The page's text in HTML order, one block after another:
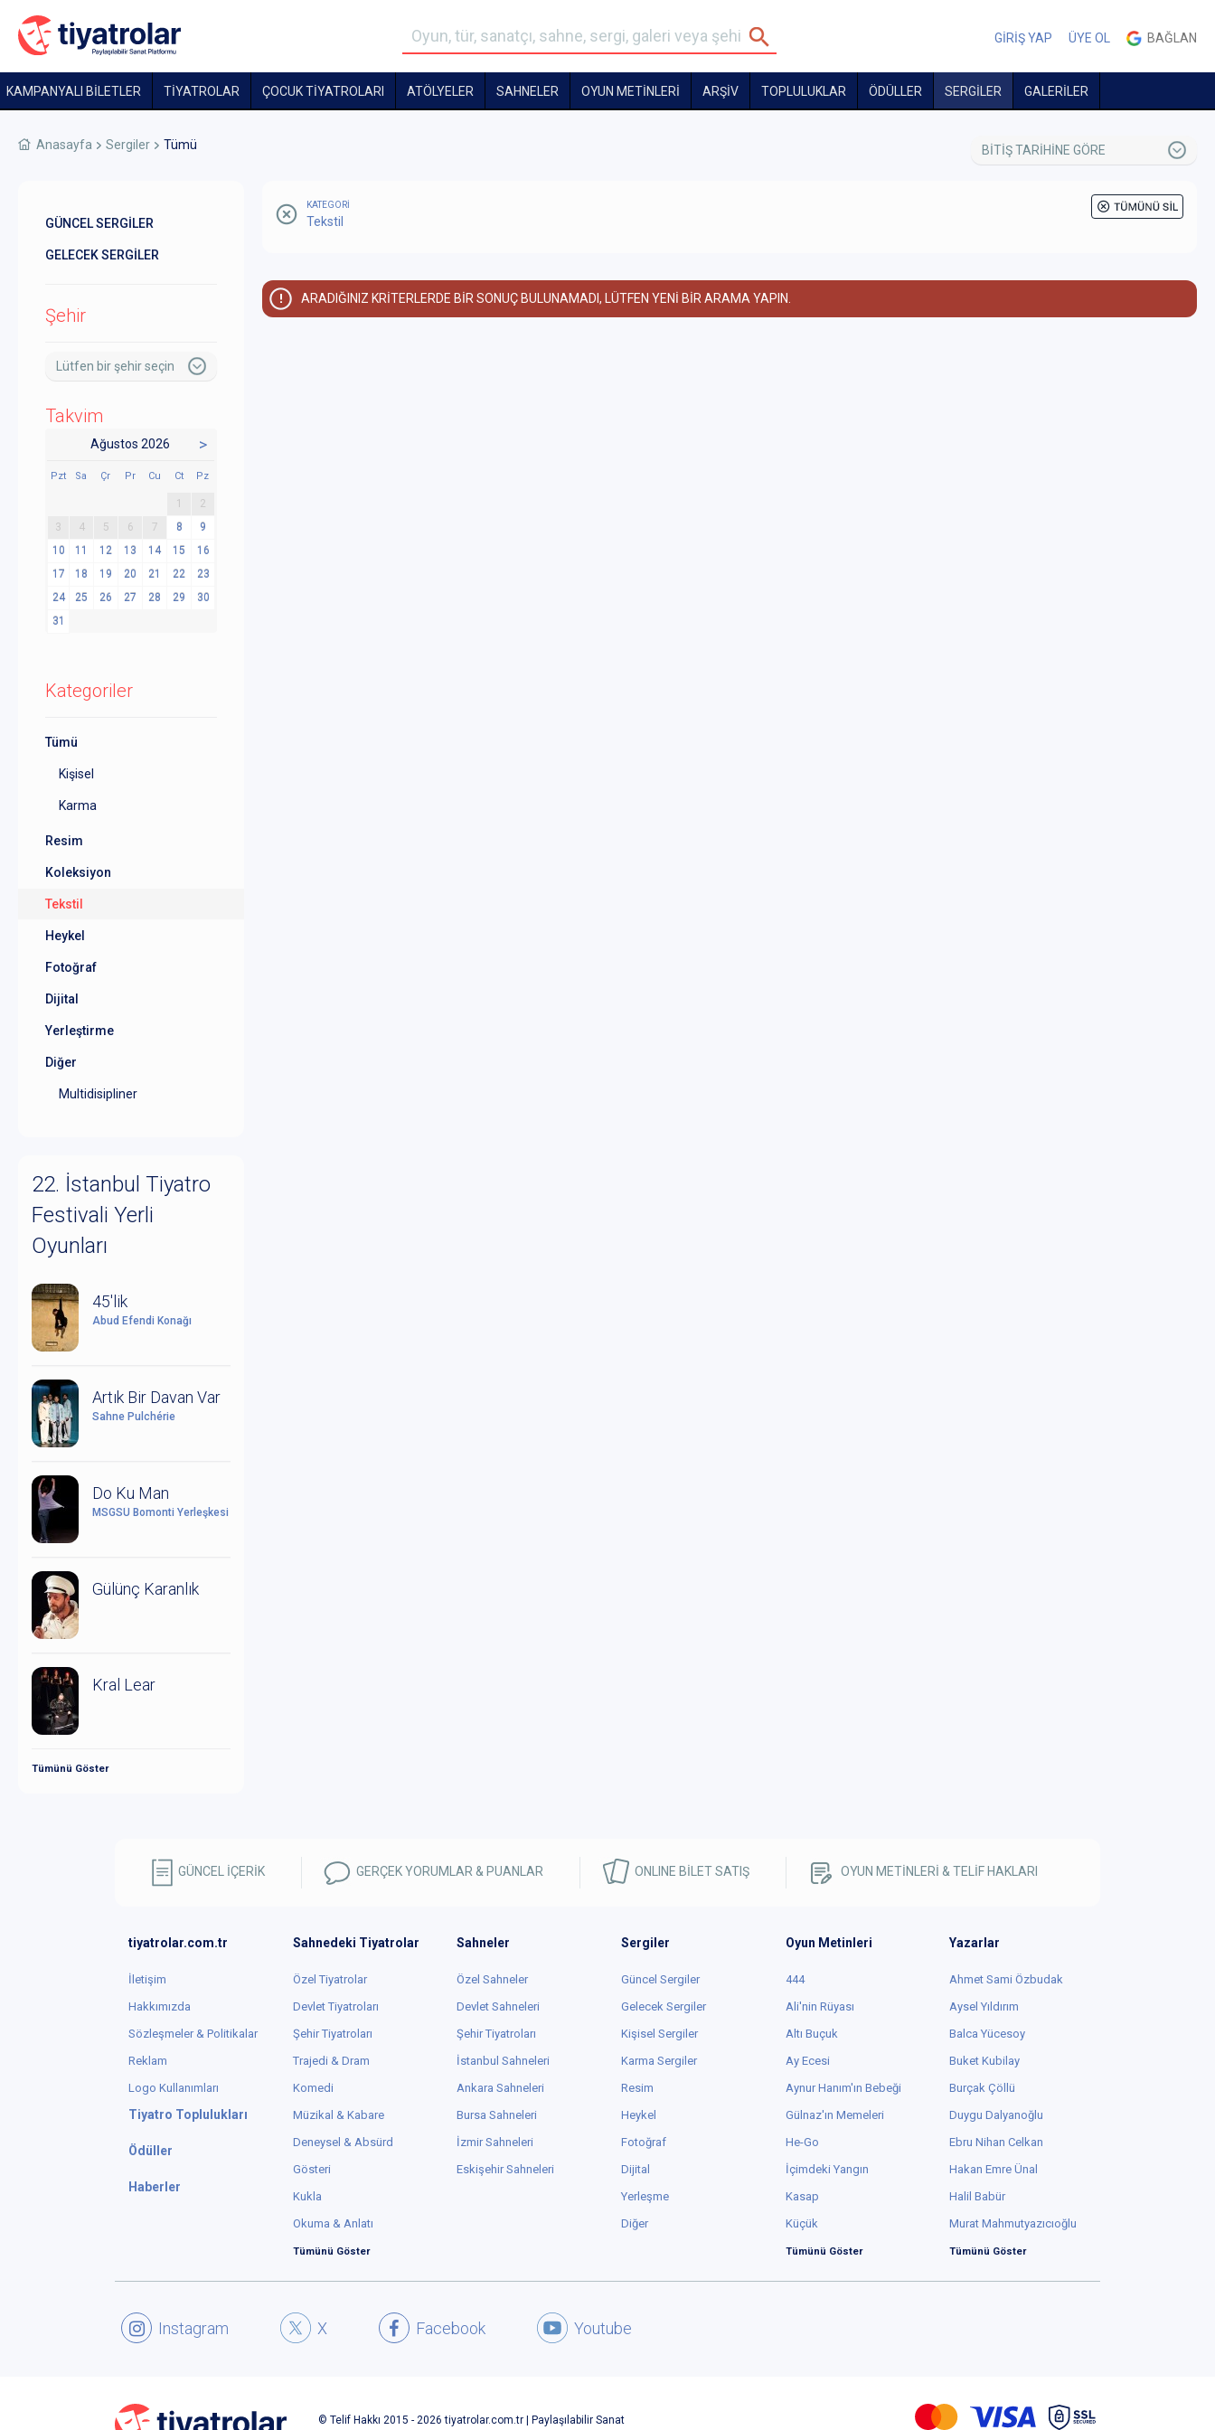
GİRİŞ YAP ÜYE OL BAĞLAN
KAMPANYALI BİLETLER TİYATROLAR ÇOCUK TIYATROLARI ATÖLYELER SAHNELER OYUN METİNLERİ ARŞİV TOPLULUKLAR ÖDÜLLER SERGİLER GALERİLER
Anasayfa Sergiler Tümü BİTİŞ TARİHİNE GÖRE
GÜNCEL SERGİLER
GELECEK SERGİLER
Şehir
Lütfen bir şehir seçin
Takvim
Kategoriler
Tümü
Kişisel
Karma
Resim
Koleksiyon
Tekstil
Heykel
Fotoğraf
Dijital
Yerleştirme
Diğer
Multidisipliner
22. İstanbul Tiyatro
Festivali Yerli
Oyunları
45'lik
Abud Efendi Konağı
Artık Bir Davan Var
Sahne Pulchérie
Do Ku Man
MSGSÜ Bomonti Yerleşkesi
Gülünç Karanlık
Kral Lear
Tümünü Göster
KATEGORİ
Tekstil
ARADIĞINIZ KRİTERLERDE BİR SONUÇ BULUNAMADI, LÜTFEN YENİ BİR ARAMA YAPIN.
GÜNCEL İÇERİK GERÇEK YORUMLAR & PUANLAR ONLINE BİLET SATIŞ OYUN METİNLERİ & TELİF HAKLARI
tiyatrolar.com.tr
İletişim
Hakkımızda
Sözleşmeler & Politikalar
Reklam
Logo Kullanımları
Tiyatro Toplulukları
Ödüller
Haberler
Sahnedeki Tiyatrolar
Özel Tiyatrolar
Devlet Tiyatroları
Şehir Tiyatroları
Trajedi & Dram
Komedi
Müzikal & Kabare
Deneysel & Absürd
Gösteri
Kukla
Okuma & Anlatı
Tümünü Göster
Sahneler
Özel Sahneler
Devlet Sahneleri
Şehir Tiyatroları
İstanbul Sahneleri
Ankara Sahneleri
Bursa Sahneleri
İzmir Sahneleri
Eskişehir Sahneleri
Sergiler
Güncel Sergiler
Gelecek Sergiler
Kişisel Sergiler
Karma Sergiler
Resim
Heykel
Fotoğraf
Dijital
Yerleşme
Diğer
Oyun Metinleri
444
Ali'nin Rüyası
Altı Buçuk
Ay Ecesi
Aynur Hanım'ın Bebeği
Gülnaz'ın Memeleri
He-Go
İçimdeki Yangın
Kasap
Küçük
Tümünü Göster
Yazarlar
Ahmet Sami Özbudak
Aysel Yıldırım
Balca Yücesoy
Buket Kubilay
Burçak Çöllü
Duygu Dalyanoğlu
Ebru Nihan Celkan
Hakan Emre Ünal
Halil Babür
Murat Mahmutyazıcıoğlu
Tümünü Göster
Youtube
Facebook
X
Instagram
© Telif Hakkı 2015 - 2026 tiyatrolar.com.tr | Paylaşılabilir Sanat
Ağustos 2026 >
Pzt Sa Çr Pr Cu Ct Pz
1
2
3
4 5 6 7 8
9
10
11 12 13 14 15
16
17
18 19 20 21 22
23
24
25 26 27 28 29
30
31